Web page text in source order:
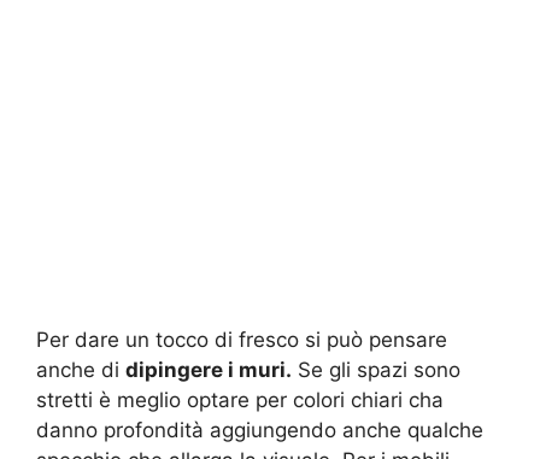
Per dare un tocco di fresco si può pensare
anche di dipingere i muri. Se gli spazi sono
stretti è meglio optare per colori chiari cha
danno profondità aggiungendo anche qualche